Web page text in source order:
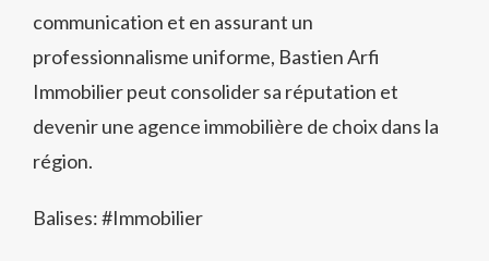
communication et en assurant un
professionnalisme uniforme, Bastien Arfi
Immobilier peut consolider sa réputation et
devenir une agence immobilière de choix dans la
région.
Balises: #Immobilier